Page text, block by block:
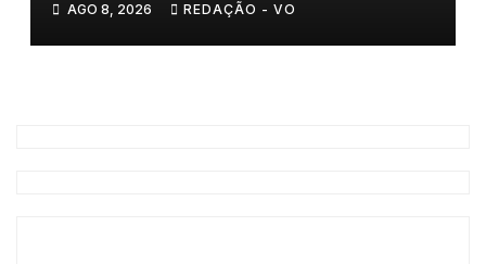
AGO 8, 2026 REDAÇÃO - VO